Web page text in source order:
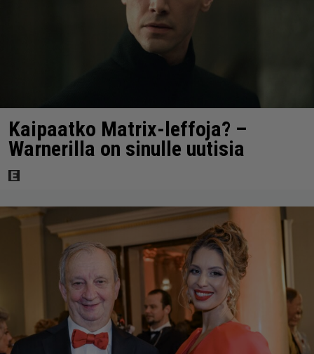
Kaipaatko Matrix-leffoja? –
Warnerilla on sinulle uutisia